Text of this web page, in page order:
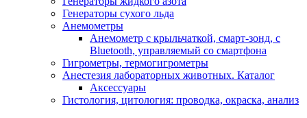
Генераторы сухого льда
Анемометры
Анемометр с крыльчаткой, смарт-зонд, с
Bluetooth, управляемый со смартфона
Гигрометры, термогигрометры
Анестезия лабораторных животных. Каталог
Аксессуары
Гистология, цитология: проводка, окраска, анализ